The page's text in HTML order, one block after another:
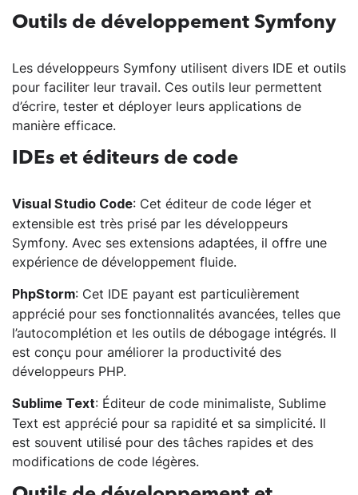
Outils de développement Symfony
Les développeurs Symfony utilisent divers IDE et outils
pour faciliter leur travail. Ces outils leur permettent
d’écrire, tester et déployer leurs applications de
manière efficace.
IDEs et éditeurs de code
Visual Studio Code: Cet éditeur de code léger et
extensible est très prisé par les développeurs
Symfony. Avec ses extensions adaptées, il offre une
expérience de développement fluide.
PhpStorm: Cet IDE payant est particulièrement
apprécié pour ses fonctionnalités avancées, telles que
l’autocomplétion et les outils de débogage intégrés. Il
est conçu pour améliorer la productivité des
développeurs PHP.
Sublime Text: Éditeur de code minimaliste, Sublime
Text est apprécié pour sa rapidité et sa simplicité. Il
est souvent utilisé pour des tâches rapides et des
modifications de code légères.